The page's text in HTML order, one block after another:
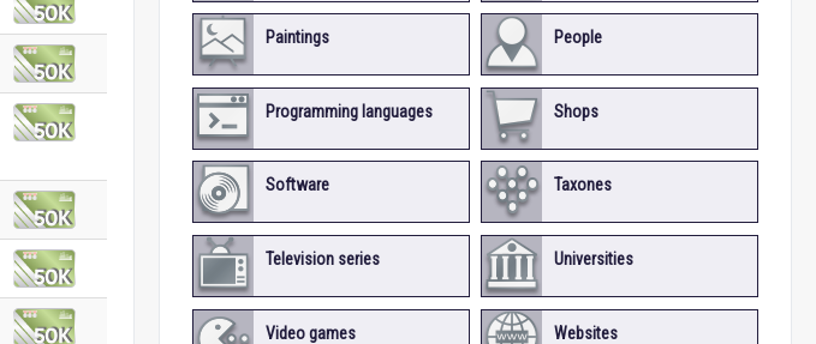
Paintings People
Programming languages Shops
Software Taxones
Television series Universities
Video games Websites